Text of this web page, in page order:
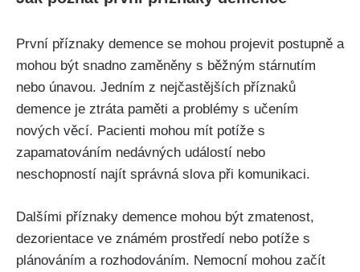
První příznaky demence se mohou projevit postupně a
mohou být snadno zaměněny s běžným stárnutím
nebo únavou. Jedním z nejčastějších příznaků
demence je ztráta paměti a problémy s učením
nových věcí. Pacienti mohou mít potíže s
zapamatováním nedávných událostí nebo
neschopností najít správná slova při komunikaci.
Dalšími příznaky demence mohou být zmatenost,
dezorientace ve známém prostředí nebo potíže s
plánováním a rozhodováním. Nemocní mohou začít